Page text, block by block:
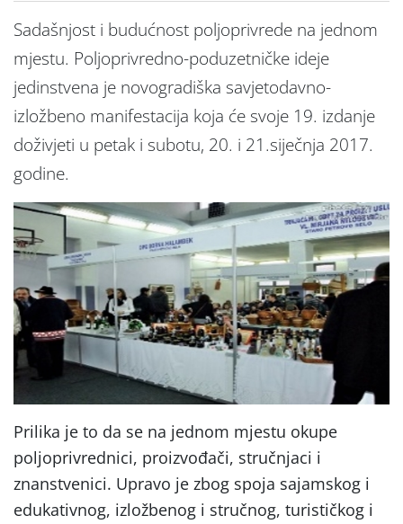
Sadašnjost i budućnost poljoprivrede na jednom
mjestu. Poljoprivredno-poduzetničke ideje
jedinstvena je novogradiška savjetodavno-
izložbeno manifestacija koja će svoje 19. izdanje
doživjeti u petak i subotu, 20. i 21.siječnja 2017.
godine.
Prilika je to da se na jednom mjestu okupe
poljoprivrednici, proizvođači, stručnjaci i
znanstvenici. Upravo je zbog spoja sajamskog i
edukativnog, izložbenog i stručnog, turističkog i